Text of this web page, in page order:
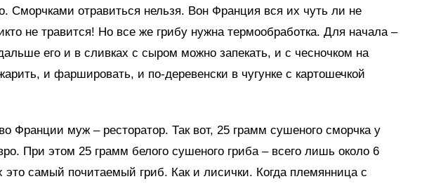
Сморчками отравиться нельзя. Вон Франция вся их чуть ли не
не травится! Но все же грибу нужна термообработка. Для начала –
его и в сливках с сыром можно запекать, и с чесночком на
и фаршировать, и по-деревенски в чугунке с картошечкой
Франции муж – ресторатор. Так вот, 25 грамм сушеного сморчка у
При этом 25 грамм белого сушеного гриба – всего лишь около 6
это самый почитаемый гриб. Как и лисички. Когда племянница с